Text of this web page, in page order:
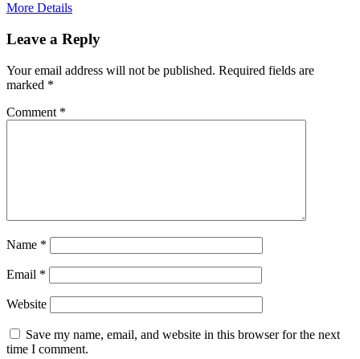
More Details
Leave a Reply
Your email address will not be published. Required fields are
marked *
Comment *
Name *
Email *
Website
Save my name, email, and website in this browser for the next
time I comment.